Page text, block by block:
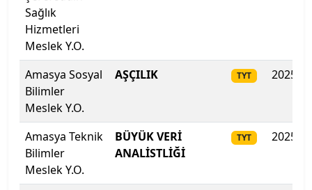
İTÜ-KKTC Eğitim Araştırma Yerleşkesi
İzmir Bakırçay Üniversitesi
İzmir Demokrasi Üniversitesi
İzmir Ekonomi Üniversitesi
İzmir Katip Çelebi Üniversitesi
Sağlık
Hizmetleri
Meslek Y.O.
Amasya Sosyal
Bilimler
Meslek Y.O.
AŞÇILIK TYT 2025
Amasya Teknik
Bilimler
Meslek Y.O.
BÜYÜK VERİ
ANALİSTLİĞİ
TYT 2025